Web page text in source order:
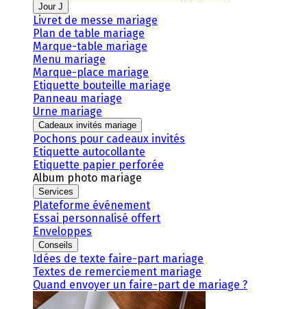
Jour J
Livret de messe mariage
Plan de table mariage
Marque-table mariage
Menu mariage
Marque-place mariage
Etiquette bouteille mariage
Panneau mariage
Urne mariage
Cadeaux invités mariage
Pochons pour cadeaux invités
Etiquette autocollante
Etiquette papier perforée
Album photo mariage
Services
Plateforme événement
Essai personnalisé offert
Enveloppes
Conseils
Idées de texte faire-part mariage
Textes de remerciement mariage
Quand envoyer un faire-part de mariage ?